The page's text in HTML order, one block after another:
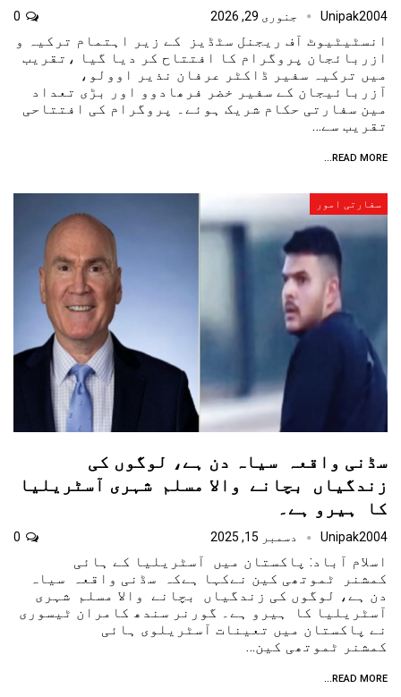
Unipak2004 جنوری 29, 2026
انسٹیٹیوٹ آف ریجنل سٹڈیز کے زیر اہتمام ترکیہ و
ازربائجان پروگرام کا افتتاح کر دیا گیا ،تقریب
میں ترکیہ سفیر ڈاکٹر عرفان نذیر اوولو،
آزربائیجان کے سفیر خضر فرھادوو اور بڑی تعداد
مین سفارتی حکام شریک ہوئے۔ پروگرام کی افتتاحی
تقریب سے…
READ MORE...
سفارتی امور
سڈنی واقعہ سیاہ دن ہے، لوگوں کی
زندگیاں بچانے والا مسلم شہری آسٹریلیا
کا ہیرو ہے۔
Unipak2004 دسمبر 15, 2025
اسلام آباد: پاکستان میں آسٹریلیا کے ہائی
کمشنر ٹموتھی کین نےکہا ہےکہ سڈنی واقعہ سیاہ
دن ہے، لوگوں کی زندگیاں بچانے والا مسلم شہری
آسٹریلیا کا ہیرو ہے۔ گورنر سندھ کامران ٹیسوری
نے پاکستان میں تعینات آسٹریلوی ہائی
کمشنر ٹموتھی کین…
READ MORE...